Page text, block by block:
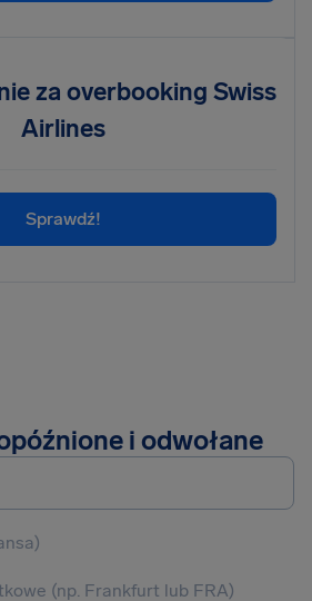
za overbooking Swiss
Airlines
Sprawdź!
i odwołane